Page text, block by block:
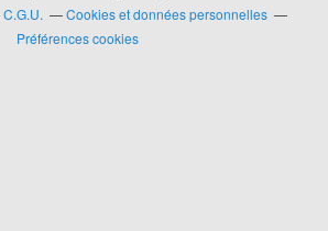
C.G.U.
Cookies et données personnelles
Préférences cookies